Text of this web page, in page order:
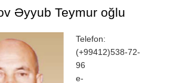
Əyyub Teymur oğlu
Telefon:
(+99412)538-72-
96
e-